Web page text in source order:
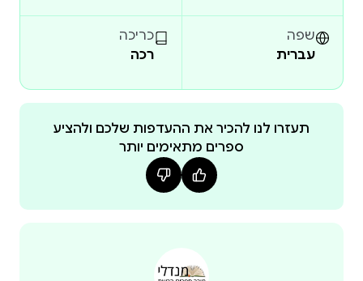
שפה
עברית
כריכה
רכה
תעזרו לנו להכיר את ההעדפות שלכם ולהציע
ספרים מתאימים יותר